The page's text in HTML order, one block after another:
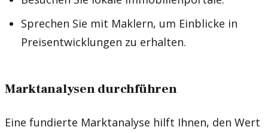
Sprechen Sie mit Maklern, um Einblicke in
Preisentwicklungen zu erhalten.
Marktanalysen durchführen
Eine fundierte Marktanalyse hilft Ihnen, den Wert